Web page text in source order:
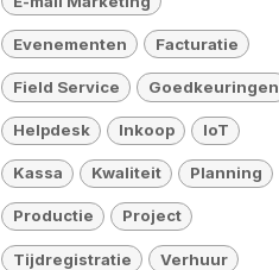
Evenementen Facturatie
Field Service Goedkeuringen
Helpdesk Inkoop IoT
Kassa Kwaliteit Planning
Productie Project
Tijdregistratie Verhuur